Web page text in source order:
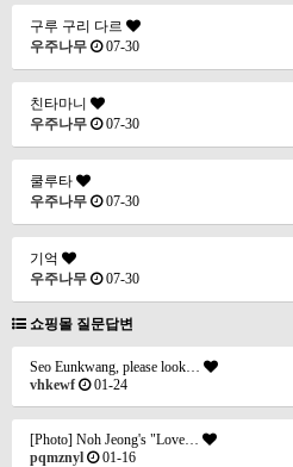
구루 구리 다르
우주나무
07-30
친타마니
우주나무
07-30
쿨루타
우주나무
07-30
기억
우주나무
07-30
쇼핑몰 질문답변
Seo Eunkwang, please look…
vhkewf
01-24
[Photo] Noh Jeong's "Love…
pqmznyl
01-16